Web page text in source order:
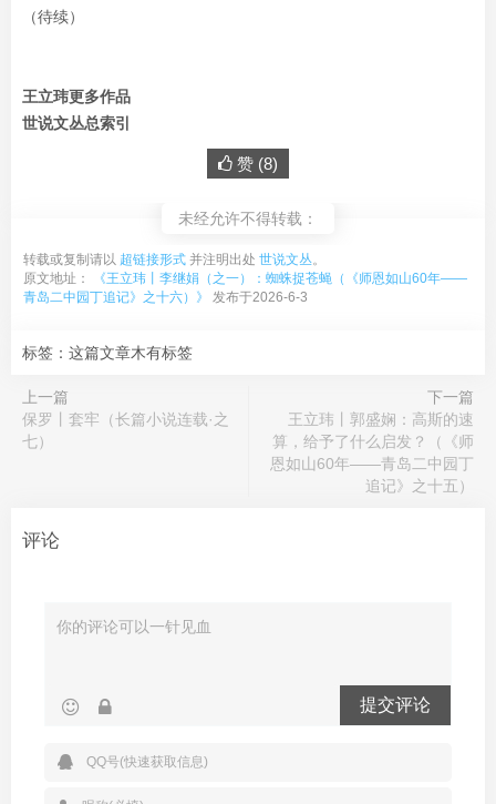
（待续）
王立玮更多作品
世说文丛总索引
赞 (8)
未经允许不得转载：
转载或复制请以 超链接形式 并注明出处 世说文丛。
原文地址：
《王立玮丨李继娟（之一）：蜘蛛捉苍蝇（《师恩如山60年——
青岛二中园丁追记》之十六）》
发布于2026-6-3
标签：这篇文章木有标签
上一篇
保罗丨套牢（长篇小说连载·之
七）
下一篇
王立玮丨郭盛娴：高斯的速
算，给予了什么启发？（《师
恩如山60年——青岛二中园丁
追记》之十五）
评论
提交评论